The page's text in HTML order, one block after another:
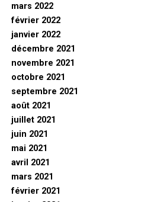
mars 2022
février 2022
janvier 2022
décembre 2021
novembre 2021
octobre 2021
septembre 2021
août 2021
juillet 2021
juin 2021
mai 2021
avril 2021
mars 2021
février 2021